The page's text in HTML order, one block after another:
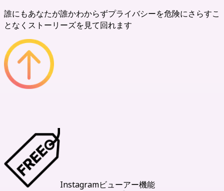
誰にもあなたが誰かわからずプライバシーを危険にさらすこ
となくストーリーズを見て回れます
Instagramビューアー機能